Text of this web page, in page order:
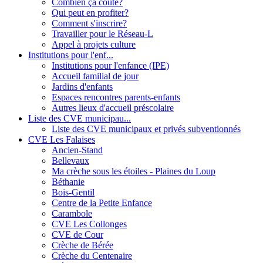
Qui peut en profiter?
Comment s'inscrire?
Travailler pour le Réseau-L
Appel à projets culture
Institutions pour l'enf...
Institutions pour l'enfance (IPE)
Accueil familial de jour
Jardins d'enfants
Espaces rencontres parents-enfants
Autres lieux d'accueil préscolaire
Liste des CVE municipau...
Liste des CVE municipaux et privés subventionnés
CVE Les Falaises
Ancien-Stand
Bellevaux
Ma crèche sous les étoiles - Plaines du Loup
Béthanie
Bois-Gentil
Centre de la Petite Enfance
Carambole
CVE Les Collonges
CVE de Cour
Crèche de Bérée
Crèche du Centenaire